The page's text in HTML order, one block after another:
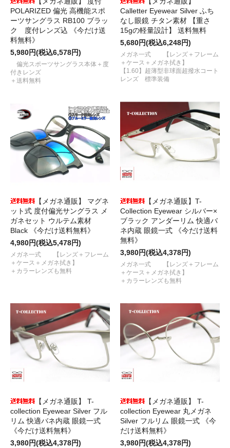
POLARIZED 偏光 高機能スポ
ーツサングラス RB100 ブラッ
ク 度付レンズ込 《今だけ送
料無料》
5,980円(税込6,578円)
偏光スポーツサングラス本体＋度
付きレンズ
＋送料無料
Calletter Eyewear Silver ふち
なし眼鏡 チタン素材 【重さ
15gの軽量設計】 送料無料
5,680円(税込6,248円)
メガネ一式 【レンズ＋フレーム
＋ケース＋メガネ拭き】
【1.60】超薄型非球面超撥水コート
レンズ 標準装備
【メガネ通販】 マグネ
ット式 度付偏光サングラス メ
ガネセット ウルテム素材
Black 《今だけ送料無料》
4,980円(税込5,478円)
メガネ一式 【レンズ＋フレーム
＋ケース＋メガネ拭き】
＋カラーレンズも無料
【メガネ通販】T-
Collection Eyewear シルバー×
ブラック アンダーリム 快適バ
ネ内蔵 眼鏡一式 《今だけ送料
無料》
3,980円(税込4,378円)
メガネ一式 【レンズ＋フレーム
＋ケース＋メガネ拭き】
＋カラーレンズも無料
【メガネ通販】 T-
collection Eyewear Silver フル
リム 快適バネ内蔵 眼鏡一式
《今だけ送料無料》
3,980円(税込4,378円)
【メガネ通販】 T-
collection Eyewear 丸メガネ
Silver フルリム 眼鏡一式 《今
だけ送料無料》
3,980円(税込4,378円)